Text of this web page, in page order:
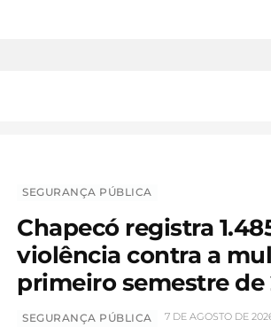
SEGURANÇA PÚBLICA
Chapecó registra
violência contra a
primeiro semestre de
SEGURANÇA PÚBLICA 7 DE AGOSTO DE